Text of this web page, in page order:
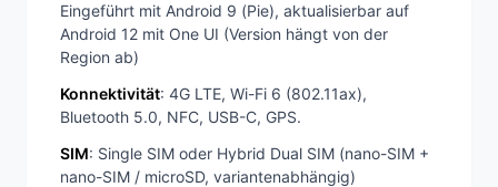
Eingeführt mit Android 9 (Pie), aktualisierbar auf
Android 12 mit One UI (Version hängt von der
Region ab)
Konnektivität: 4G LTE, Wi-Fi 6 (802.11ax),
Bluetooth 5.0, NFC, USB-C, GPS.
SIM: Single SIM oder Hybrid Dual SIM (nano-SIM +
nano-SIM / microSD, variantenabhängig)